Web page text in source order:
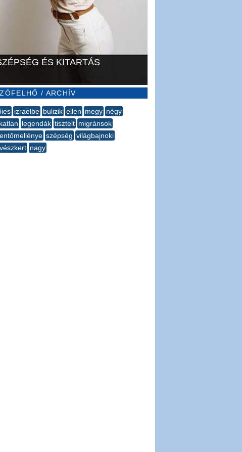
ÉS KITARTÁS
/ ARCHÍV
izraelbe bulizik ellen megy négy
legendák tisztelt migránsok
szépség világbajnoki
nagy